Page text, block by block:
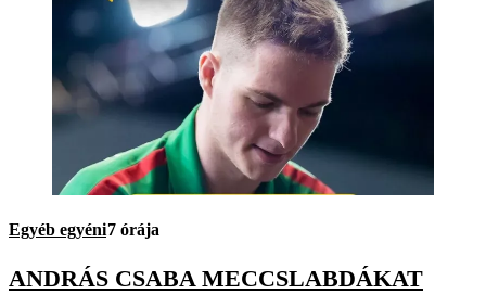
Egyéb egyéni7 órája
ANDRÁS CSABA MECCSLABDÁKAT